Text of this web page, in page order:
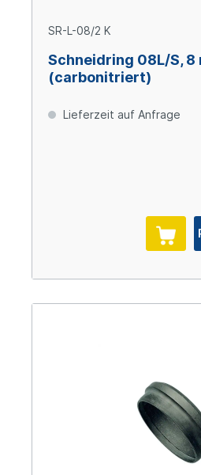
SR-L-08/2 K
Schneidring 08L/S, 8
(carbonitriert)
Lieferzeit auf Anfrage